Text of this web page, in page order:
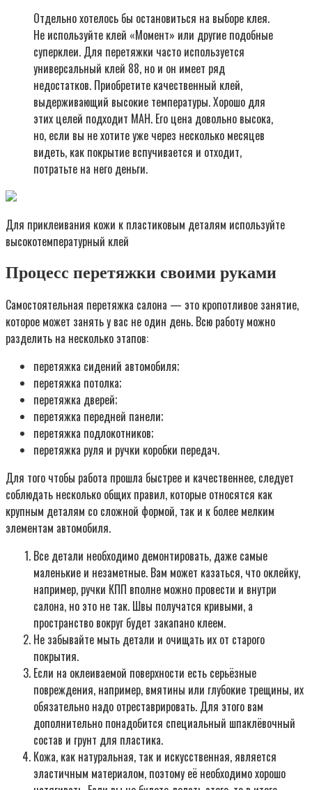
Отдельно хотелось бы остановиться на выборе клея.
Не используйте клей «Момент» или другие подобные
суперклеи. Для перетяжки часто используется
универсальный клей 88, но и он имеет ряд
недостатков. Приобретите качественный клей,
выдерживающий высокие температуры. Хорошо для
этих целей подходит MAH. Его цена довольно высока,
но, если вы не хотите уже через несколько месяцев
видеть, как покрытие вспучивается и отходит,
потратьте на него деньги.
Для приклеивания кожи к пластиковым деталям используйте
высокотемпературный клей
Процесс перетяжки своими руками
Самостоятельная перетяжка салона — это кропотливое занятие,
которое может занять у вас не один день. Всю работу можно
разделить на несколько этапов:
перетяжка сидений автомобиля;
перетяжка потолка;
перетяжка дверей;
перетяжка передней панели;
перетяжка подлокотников;
перетяжка руля и ручки коробки передач.
Для того чтобы работа прошла быстрее и качественнее, следует
соблюдать несколько общих правил, которые относятся как
крупным деталям со сложной формой, так и к более мелким
элементам автомобиля.
Все детали необходимо демонтировать, даже самые
маленькие и незаметные. Вам может казаться, что оклейку,
например, ручки КПП вполне можно провести и внутри
салона, но это не так. Швы получатся кривыми, а
пространство вокруг будет закапано клеем.
Не забывайте мыть детали и очищать их от старого
покрытия.
Если на оклеиваемой поверхности есть серьёзные
повреждения, например, вмятины или глубокие трещины, их
обязательно надо отреставрировать. Для этого вам
дополнительно понадобится специальный шпаклёвочный
состав и грунт для пластика.
Кожа, как натуральная, так и искусственная, является
эластичным материалом, поэтому её необходимо хорошо